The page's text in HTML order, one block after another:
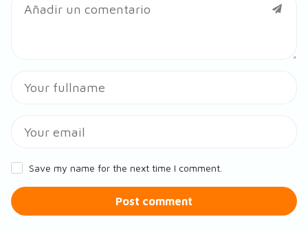
Save my name for the next time I comment.
Post comment